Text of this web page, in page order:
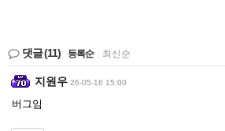
댓글(11) 등록순 최신순
지원우 26-05-16 15:00
버그임